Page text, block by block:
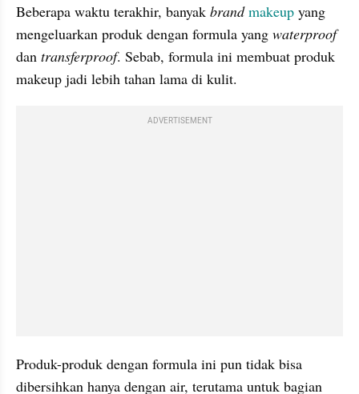
Beberapa waktu terakhir, banyak brand makeup yang
mengeluarkan produk dengan formula yang waterproof
dan transferproof. Sebab, formula ini membuat produk
makeup jadi lebih tahan lama di kulit.
ADVERTISEMENT
Produk-produk dengan formula ini pun tidak bisa